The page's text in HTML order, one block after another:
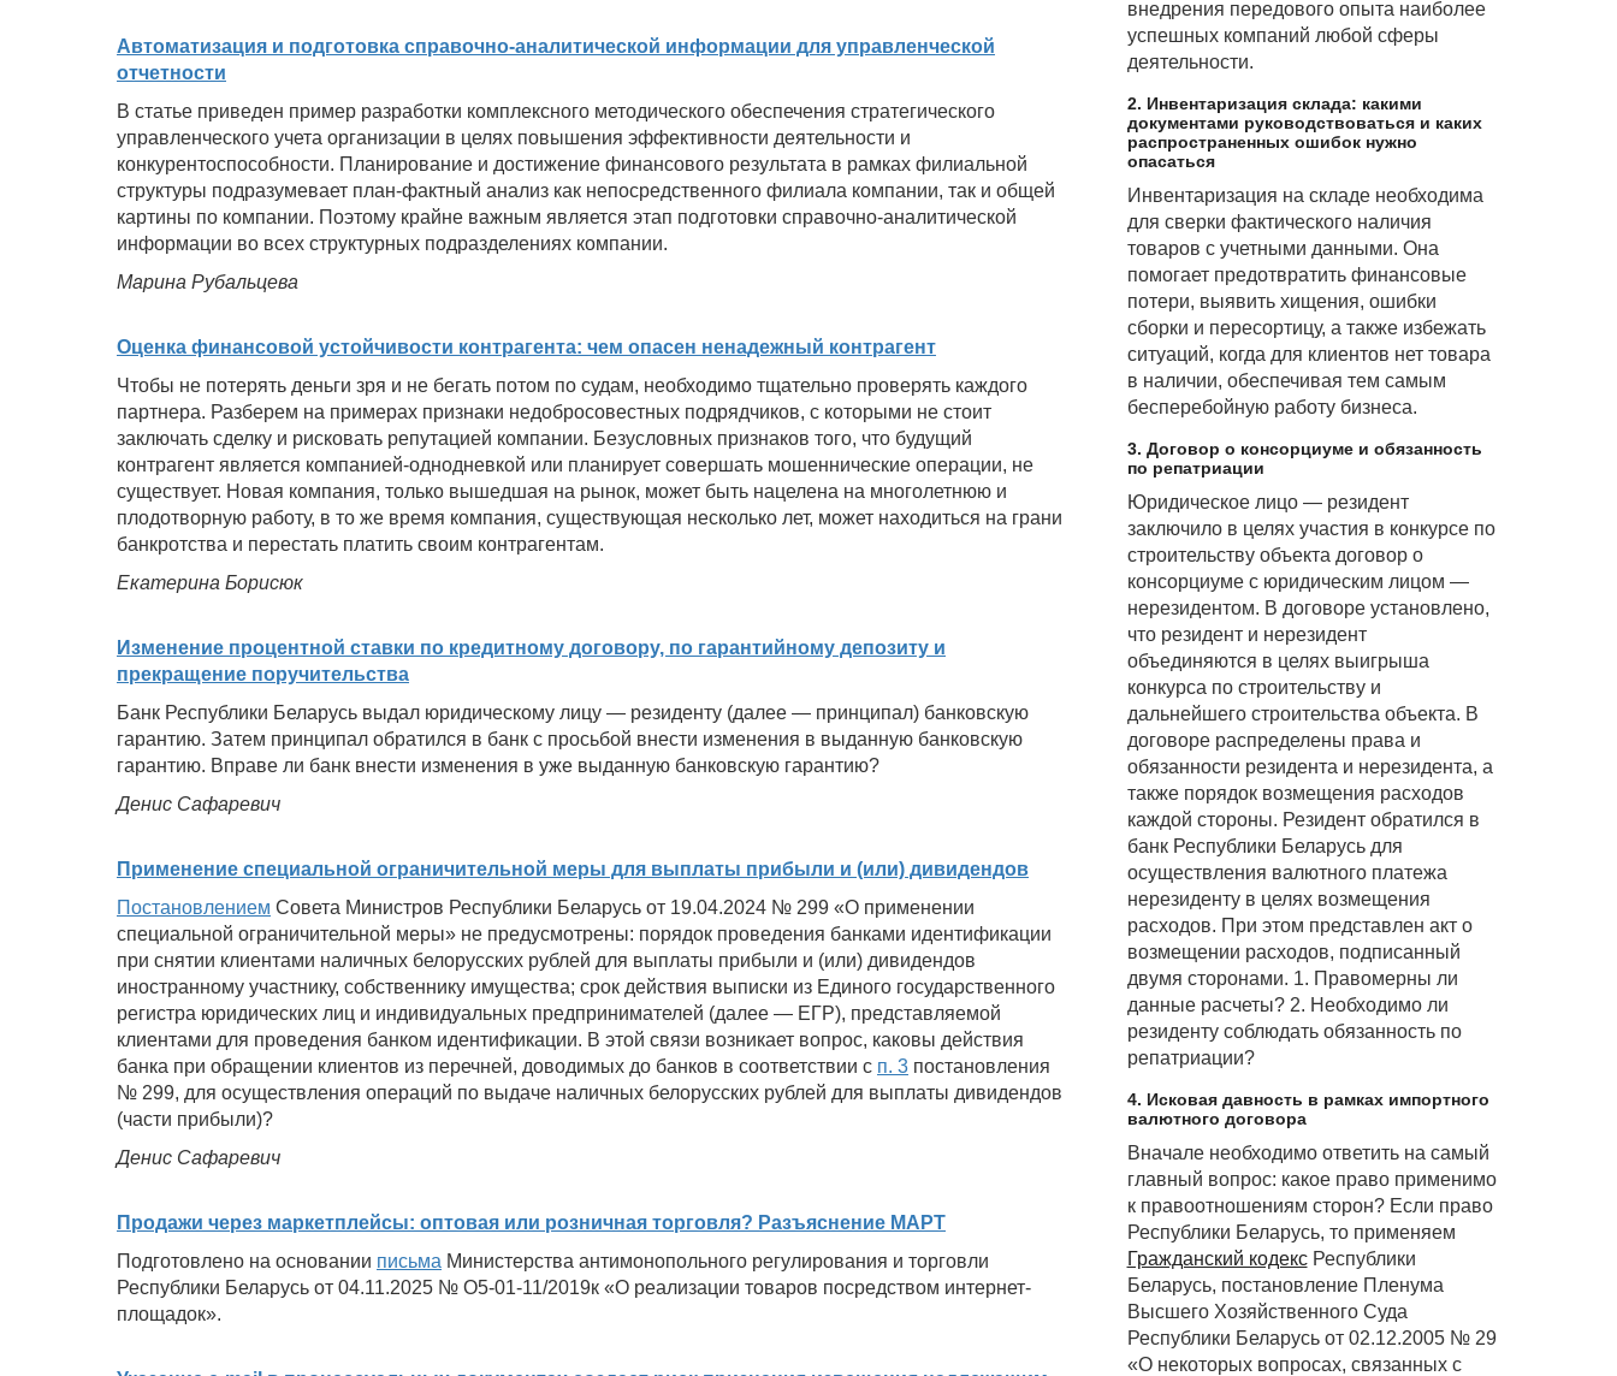
Автоматизация и подготовка справочно-аналитической информации для управленческой
отчетности
В статье приведен пример разработки комплексного методического обеспечения стратегического
управленческого учета организации в целях повышения эффективности деятельности и
конкурентоспособности. Планирование и достижение финансового результата в рамках филиальной
структуры подразумевает план-фактный анализ как непосредственного филиала компании, так и общей
картины по компании. Поэтому крайне важным является этап подготовки справочно-аналитической
информации во всех структурных подразделениях компании.
Марина Рубальцева
Оценка финансовой устойчивости контрагента: чем опасен ненадежный контрагент
Чтобы не потерять деньги зря и не бегать потом по судам, необходимо тщательно проверять каждого
партнера. Разберем на примерах признаки недобросовестных подрядчиков, с которыми не стоит
заключать сделку и рисковать репутацией компании. Безусловных признаков того, что будущий
контрагент является компанией-однодневкой или планирует совершать мошеннические операции, не
существует. Новая компания, только вышедшая на рынок, может быть нацелена на многолетнюю и
плодотворную работу, в то же время компания, существующая несколько лет, может находиться на грани
банкротства и перестать платить своим контрагентам.
Екатерина Борисюк
Изменение процентной ставки по кредитному договору, по гарантийному депозиту и
прекращение поручительства
Банк Республики Беларусь выдал юридическому лицу — резиденту (далее — принципал) банковскую
гарантию. Затем принципал обратился в банк с просьбой внести изменения в выданную банковскую
гарантию. Вправе ли банк внести изменения в уже выданную банковскую гарантию?
Денис Сафаревич
Применение специальной ограничительной меры для выплаты прибыли и (или) дивидендов
Постановлением Совета Министров Республики Беларусь от 19.04.2024 № 299 «О применении
специальной ограничительной меры» не предусмотрены: порядок проведения банками идентификации
при снятии клиентами наличных белорусских рублей для выплаты прибыли и (или) дивидендов
иностранному участнику, собственнику имущества; срок действия выписки из Единого государственного
регистра юридических лиц и индивидуальных предпринимателей (далее — ЕГР), представляемой
клиентами для проведения банком идентификации. В этой связи возникает вопрос, каковы действия
банка при обращении клиентов из перечней, доводимых до банков в соответствии с п. 3 постановления
№ 299, для осуществления операций по выдаче наличных белорусских рублей для выплаты дивидендов
(части прибыли)?
Денис Сафаревич
Продажи через маркетплейсы: оптовая или розничная торговля? Разъяснение МАРТ
Подготовлено на основании письма Министерства антимонопольного регулирования и торговли
Республики Беларусь от 04.11.2025 № O5-01-11/2019к «О реализации товаров посредством интернет-
площадок».
внедрения передового опыта наиболее
успешных компаний любой сферы
деятельности.
2. Инвентаризация склада: какими
документами руководствоваться и каких
распространенных ошибок нужно
опасаться
Инвентаризация на складе необходима
для сверки фактического наличия
товаров с учетными данными. Она
помогает предотвратить финансовые
потери, выявить хищения, ошибки
сборки и пересортицу, а также избежать
ситуаций, когда для клиентов нет товара
в наличии, обеспечивая тем самым
бесперебойную работу бизнеса.
3. Договор о консорциуме и обязанность
по репатриации
Юридическое лицо — резидент
заключило в целях участия в конкурсе по
строительству объекта договор о
консорциуме с юридическим лицом —
нерезидентом. В договоре установлено,
что резидент и нерезидент
объединяются в целях выигрыша
конкурса по строительству и
дальнейшего строительства объекта. В
договоре распределены права и
обязанности резидента и нерезидента, а
также порядок возмещения расходов
каждой стороны. Резидент обратился в
банк Республики Беларусь для
осуществления валютного платежа
нерезиденту в целях возмещения
расходов. При этом представлен акт о
возмещении расходов, подписанный
двумя сторонами. 1. Правомерны ли
данные расчеты? 2. Необходимо ли
резиденту соблюдать обязанность по
репатриации?
4. Исковая давность в рамках импортного
валютного договора
Вначале необходимо ответить на самый
главный вопрос: какое право применимо
к правоотношениям сторон? Если право
Республики Беларусь, то применяем
Гражданский кодексРеспублики
Беларусь, постановление Пленума
Высшего Хозяйственного Суда
Республики Беларусь от 02.12.2005 № 29
«О некоторых вопросах, связанных с